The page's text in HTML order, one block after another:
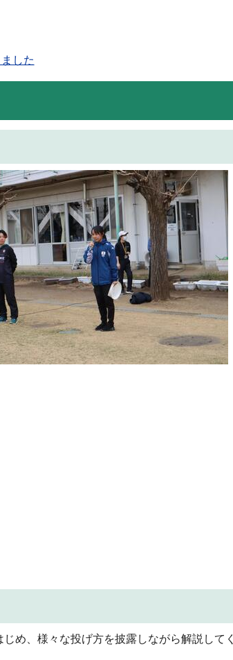
した
め、様々な投げ方を披露しながら解説してく